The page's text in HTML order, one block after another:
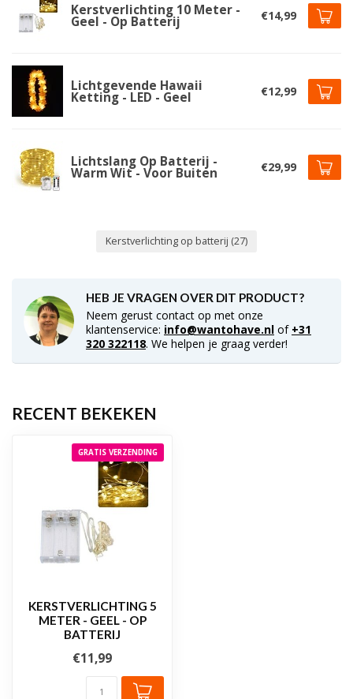
Kerstverlichting 10 Meter -
Geel - Op Batterij €14,99
Lichtgevende Hawaii
Ketting - LED - Geel €12,99
Lichtslang Op Batterij -
Warm Wit - Voor Buiten €29,99
Kerstverlichting op batterij (27)
HEB JE VRAGEN OVER DIT PRODUCT?
Neem gerust contact op met onze
klantenservice: info@wantohave.nl of +31
320 322118. We helpen je graag verder!
RECENT BEKEKEN
GRATIS VERZENDING
KERSTVERLICHTING 5
METER - GEEL - OP
BATTERIJ
€11,99